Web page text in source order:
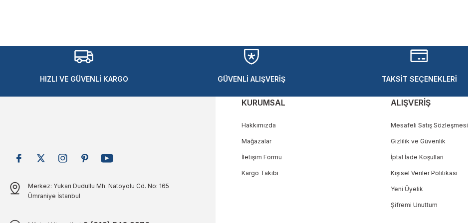
Yorum Yaz
Ürün açıklamasında eksik bilgiler bulunuyor.
Ürün bilgilerinde hatalar bulunuyor.
Ürün fiyatı diğer sitelerden daha pahalı.
HIZLI VE GÜVENLİ KARGO GÜVENLİ ALIŞVERİŞ TAKSİT SEÇENEKLERİ
Merkez: Yukarı Dudullu Mh. Natoyolu Cd. No: 165
Ümraniye İstanbul
KURUMSAL
Hakkımızda
Mağazalar
İletişim Formu
Kargo Takibi
ALIŞVERİŞ
Mesafeli Satış Sözleşmesi
Gizlilik ve Güvenlik
İptal İade Koşullari
Kişisel Veriler Politikası
Yeni Üyelik
Şifremi Unuttum